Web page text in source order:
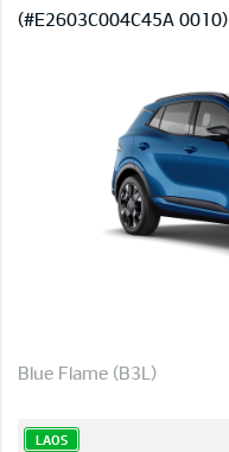
(#E2603C004C45A 0010)
Blue Flame (B3L)
LAOS